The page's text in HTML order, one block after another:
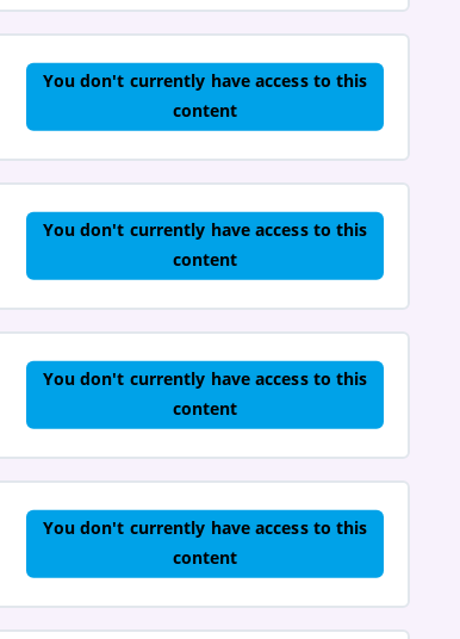
You don't currently have access to this
content
You don't currently have access to this
content
You don't currently have access to this
content
You don't currently have access to this
content